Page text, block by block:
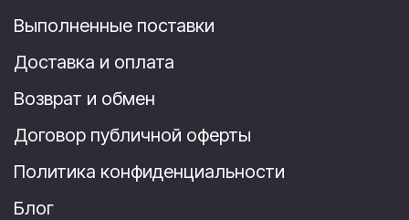
Выполненные поставки
Доставка и оплата
Возврат и обмен
Договор публичной оферты
Политика конфиденциальности
Блог